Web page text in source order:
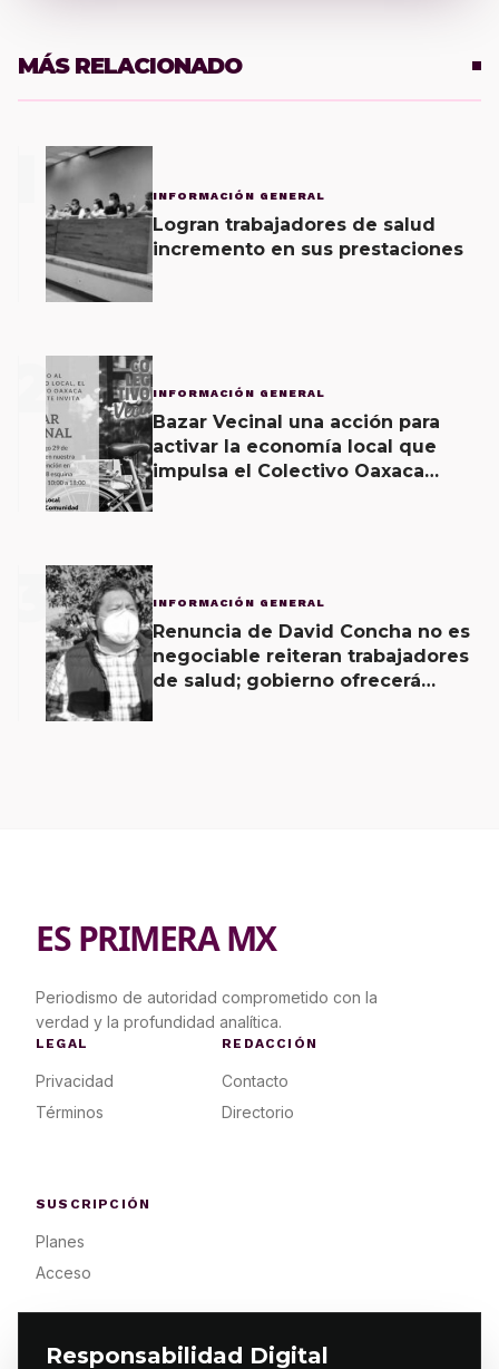
Responsabilidad Digital
MÁS RELACIONADO
INFORMACIÓN GENERAL
Logran trabajadores de salud
incremento en sus prestaciones
2 INFORMACIÓN GENERAL
Bazar Vecinal una acción para
activar la economía local que
impulsa el Colectivo Oaxaca
3 INFORMACIÓN GENERAL
Renuncia de David Concha no es
negociable reiteran trabajadores
de salud; gobierno ofrecerá
ES PRIMERA MX
Periodismo de autoridad comprometido con la
verdad y la profundidad analítica.
LEGAL
Privacidad
Términos
REDACCIÓN
Contacto
Directorio
SUSCRIPCIÓN
Planes
Acceso